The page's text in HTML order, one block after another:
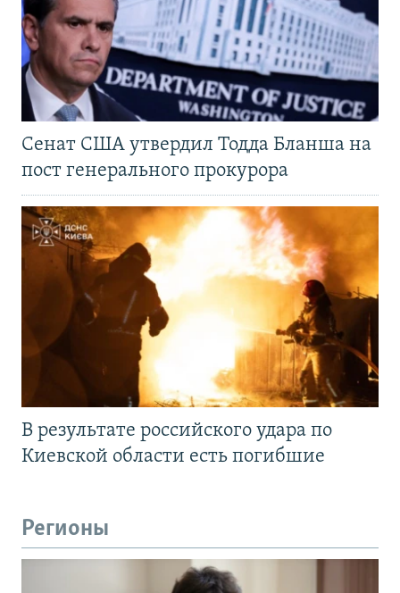
Сенат США утвердил Тодда Бланша на
пост генерального прокурора
В результате российского удара по
Киевской области есть погибшие
Регионы